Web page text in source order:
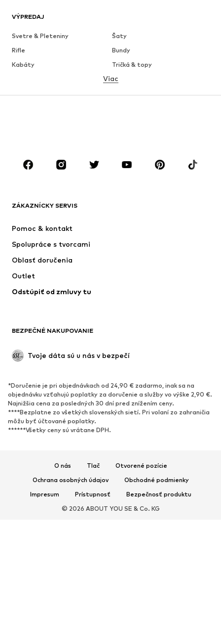
VÝPREDAJ
Svetre & Pleteniny
Šaty
Rifle
Bundy
Kabáty
Tričká & topy
Bielizeň
Sukne
Blúzky & tuniky
Doplnky
Premium
Nové
Bundy
Bielizeň
Kabáty
Plavky
Upcyklácia
Nové
Obľúbené
Tenisky
Členkové čižmy
Topánky na vysokom podpätku
Sandále
Papuče
Exkluzívne
Viac
ZÁKAZNÍCKY SERVIS
Pomoc & kontakt
Spolupráce s tvorcami
Oblasť doručenia
Outlet
Odstúpiť od zmluvy tu
BEZPEČNÉ NAKUPOVANIE
Tvoje dáta sú u nás v bezpečí
*Doručenie je pri objednávkach od 24,90 € zadarmo, inak sa na
objednávku vzťahujú poplatky za doručenie a služby vo výške 2,90 €.
Najnižšia cena za posledných 30 dní pred znížením ceny.
****Bezplatne zo všetkých slovenských sietí. Pri volaní zo zahraničia
môžu byť účtované poplatky.
******Všetky ceny sú vrátane DPH.
O nás Tlač
Otvorené pozície
Ochrana osobných údajov
Obchodné podmienky
Impresum
Prístupnosť
Bezpečnosť produktu
© 2026 ABOUT YOU SE & Co. KG